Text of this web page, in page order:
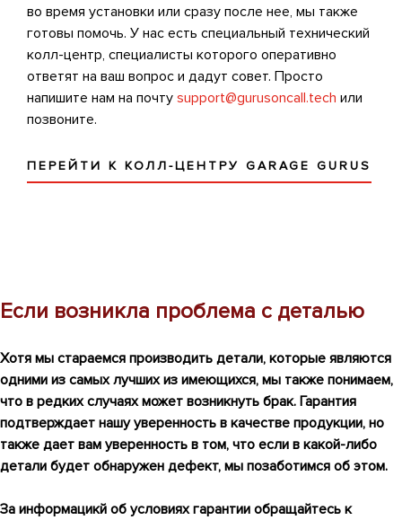
во время установки или сразу после нее, мы также
готовы помочь. У нас есть специальный технический
колл-центр, специалисты которого оперативно
ответят на ваш вопрос и дадут совет. Просто
напишите нам на почту support@gurusoncall.tech или
позвоните.
ПЕРЕЙТИ К КОЛЛ-ЦЕНТРУ GARAGE GURUS
Если возникла проблема с деталью
Хотя мы стараемся производить детали, которые являются
одними из самых лучших из имеющихся, мы также понимаем,
что в редких случаях может возникнуть брак. Гарантия
подтверждает нашу уверенность в качестве продукции, но
также дает вам уверенность в том, что если в какой-либо
детали будет обнаружен дефект, мы позаботимся об этом.
За информацикй об условиях гарантии обращайтесь к